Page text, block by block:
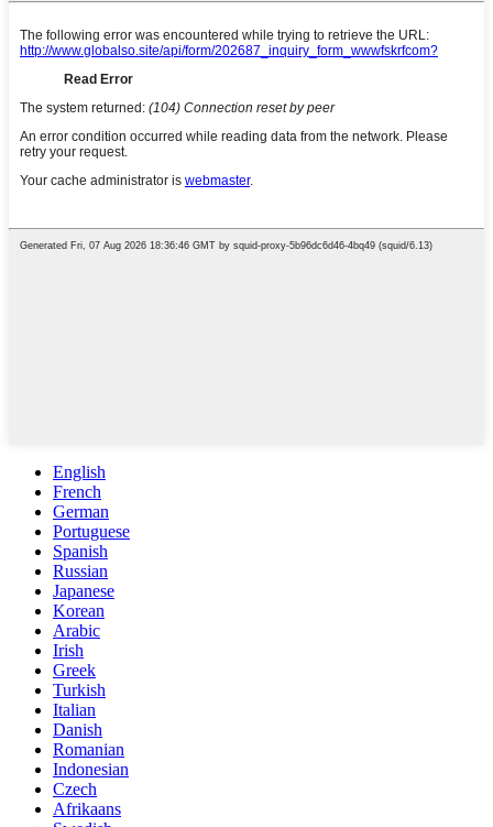
English
French
German
Portuguese
Spanish
Russian
Japanese
Korean
Arabic
Irish
Greek
Turkish
Italian
Danish
Romanian
Indonesian
Czech
Afrikaans